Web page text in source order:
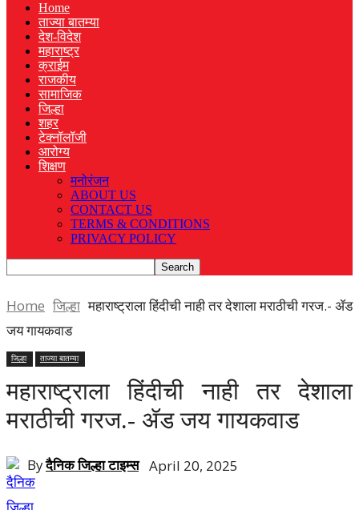
Home
ताज्या बातम्या
देश-विदेश
महाराष्ट्र
क्राईम
राजकीय
सामाजिक
जिल्हा
शहर
टेक्नॉलॉजी
आरोग्य
शिक्षण
मनोरंजन
ABOUT US
CONTACT US
TERMS & CONDITIONS
PRIVACY POLICY
Home जिल्हा महाराष्ट्राला हिंदीची नाही तर देशाला मराठीची गरज.- ॲड
जय गायकवाड
जिल्हा ताज्या बातम्या
महाराष्ट्राला हिंदीची नाही तर देशाला
मराठीची गरज.- ॲड जय गायकवाड
Byदैनिक जिल्हा टाइम्स April 20, 2025